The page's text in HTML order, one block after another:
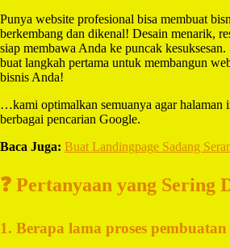
Punya website profesional bisa membuat
berkembang dan dikenal! Desain menarik,
siap membawa Anda ke puncak
buat langkah pertama untuk membangun
bisnis Anda!
…kami optimalkan semuanya agar halaman
berbagai pencarian Google.
Baca Juga: Buat Landingpage Sadang
❓ Pertanyaan yang
1. Berapa lama proses pembuatan